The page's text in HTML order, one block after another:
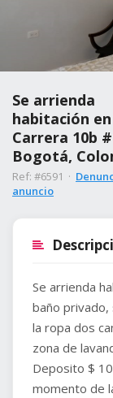
Se arrienda
habitación en
Carrera 10b
Bogotá,
Ref: #6591 ·
anuncio
Se arrienda
baño
la ropa dos
zona de
Deposito $
momento de